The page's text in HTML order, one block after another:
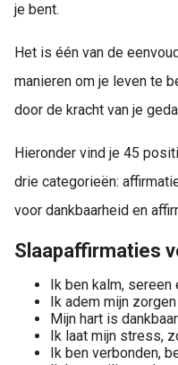
je bent.
Het is één van de
manieren om je leven te
door de kracht van je
Hieronder vind je 45
drie categorieën:
voor dankbaarheid en
Slaapaffirmaties
Ik ben kalm, sereen
Ik adem mijn
Mijn hart is
Ik laat mijn stress,
Ik ben verbonden,